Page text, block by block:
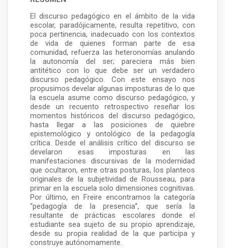
El discurso pedagógico en el ámbito de la vida
escolar, paradójicamente, resulta repetitivo, con
poca pertinencia, inadecuado con los contextos
de vida de quienes forman parte de esa
comunidad, refuerza las heteronomías anulando
la autonomía del ser; pareciera más bien
antitético con lo que debe ser un verdadero
discurso pedagógico. Con este ensayo nos
propusimos develar algunas imposturas de lo que
la escuela asume como discurso pedagógico, y
desde un recuento retrospectivo reseñar los
momentos históricos del discurso pedagógico,
hasta llegar a las posiciones de quiebre
epistemológico y ontológico de la pedagogía
crítica. Desde el análisis crítico del discurso se
develaron esas imposturas en las
manifestaciones discursivas de la modernidad
que ocultaron, entre otras posturas, los planteos
originales de la subjetividad de Rousseau, para
primar en la escuela solo dimensiones cognitivas.
Por último, en Freire encontramos la categoría
“pedagogía de la presencia”, que sería la
resultante de prácticas escolares donde el
estudiante sea sujeto de su propio aprendizaje,
desde su propia realidad de la que participa y
construye autónomamente.